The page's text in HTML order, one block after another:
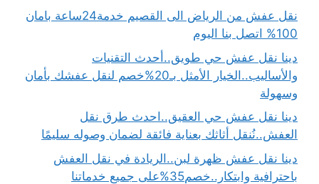
نقل عفش من الرياض الى القصيم خدمة24ساعة بامان
100% اتصل بنا اليوم
دينا نقل عفش حي طويق..أحدث التقنيات
والأساليب..الخيار الأمثل بـ20%خصم لنقل عفشك بأمان
وسهولة
دينا نقل عفش حي العقيق..احدث طرق نقل
العفش..نُنقل أثاثك بعناية فائقة لضمان وصوله سليمًا
دينا نقل عفش ظهرة لبن..الريادة في نقل العفش
باحترافية وابتكار..خصم35%على جميع خدماتنا